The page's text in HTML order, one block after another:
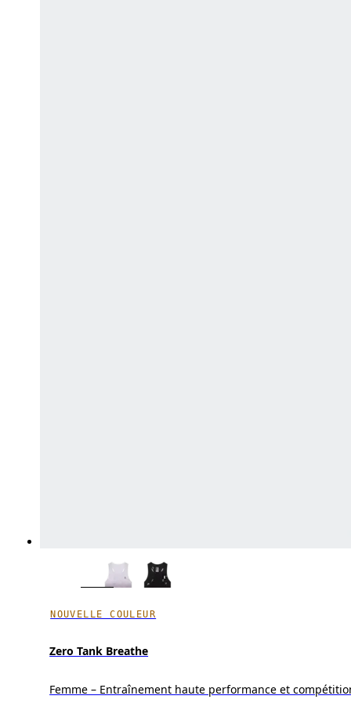
NOUVELLE COULEUR
Zero Tank Breathe
Femme – Entraînement haute performance et